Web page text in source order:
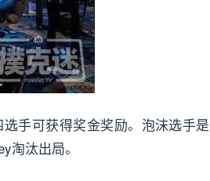
手可获得奖金奖励。泡沫选手是
淘汰出局。